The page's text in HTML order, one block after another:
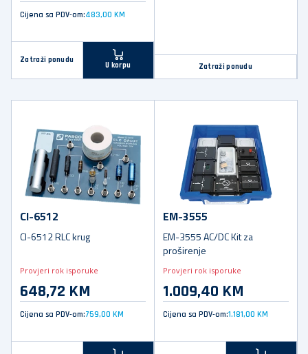
Cijena sa PDV-om:483,00 KM
Zatraži ponudu
U korpu Zatraži ponudu
CI-6512
CI-6512 RLC krug
Provjeri rok isporuke
648,72 KM
Cijena sa PDV-om:759,00 KM
EM-3555
EM-3555 AC/DC Kit za
proširenje
Provjeri rok isporuke
1.009,40 KM
Cijena sa PDV-om:1.181,00 KM